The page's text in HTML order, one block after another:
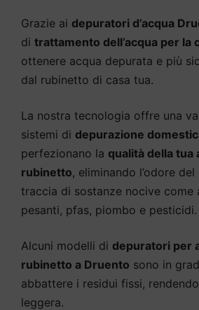
Grazie ai depuratori d’acqua
di trattamento dell’acqua per la
ottenere acqua depurata e più
dal rubinetto di casa tua.
La nostra tecnologia offre una
sistemi di depurazione
perfezionano la qualità della tua
rubinetto, eliminando l’odore
traccia di sostanze nocive come
pesanti, pfas, piombo e pesticidi.
Alcuni modelli di depuratori per
rubinetto a Druento sono in
abbattere i residui fissi,
leggera.